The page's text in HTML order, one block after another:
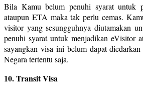
Bila Kamu belum penuhi syarat untuk
ataupun ETA maka tak perlu cemas.
visitor yang sesungguhnya diutamakan
penuhi syarat untuk menjadikan eVisitor
sayangkan visa ini belum dapat
Negara tertentu saja.
10. Transit Visa